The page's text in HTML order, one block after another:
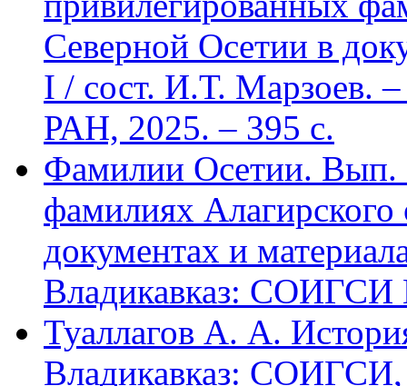
Северной Осетии в
I / сост. И.Т. Марзоев.
РАН, 2025. – 395 с.
Фамилии Осетии. Вып.
фамилиях
документах и
Владикавказ:
Туаллагов А. А.
Владикавказ: СОИГСИ,